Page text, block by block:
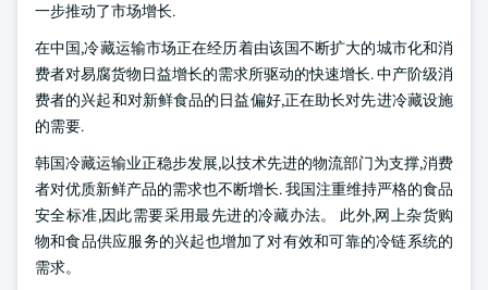
一步推动了市场增长.
在中国,冷藏运输市场正在经历着由该国不断扩大的城市化和消
费者对易腐货物日益增长的需求所驱动的快速增长. 中产阶级消
费者的兴起和对新鲜食品的日益偏好,正在助长对先进冷藏设施
的需要.
韩国冷藏运输业正稳步发展,以技术先进的物流部门为支撑,消费
者对优质新鲜产品的需求也不断增长. 我国注重维持严格的食品
安全标准,因此需要采用最先进的冷藏办法。 此外,网上杂货购
物和食品供应服务的兴起也增加了对有效和可靠的冷链系统的
需求。